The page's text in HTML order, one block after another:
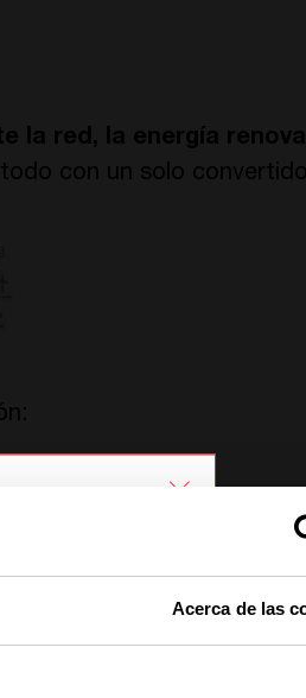
Acerca de las
la red, la energía
con un solo
respuesta a la
alimentación
de tensión o